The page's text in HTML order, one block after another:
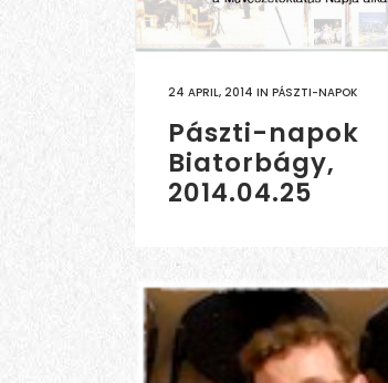
24 APRIL, 2014 IN PÁSZTI-NAPOK
Pászti-napok
Biatorbágy,
2014.04.25